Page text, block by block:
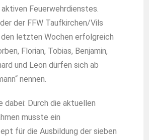
i
l
Feuerwehrdienstes.
der FFW Taufkirchen/Vils
den letzten Wochen erfolgreich
Florian, Tobias, Benjamin,
und Leon dürfen sich ab
nennen.
dabei: Durch die aktuellen
musste ein
für die Ausbildung der sieben